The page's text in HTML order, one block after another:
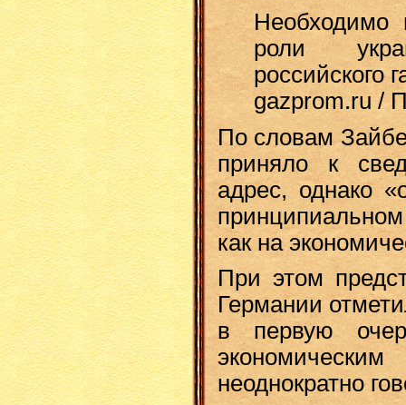
Необходимо
роли
российского
gazprom.ru /
По словам
приняло к
адрес, однако
принципиальном
как на
При этом
Германии
в первую
неоднократно